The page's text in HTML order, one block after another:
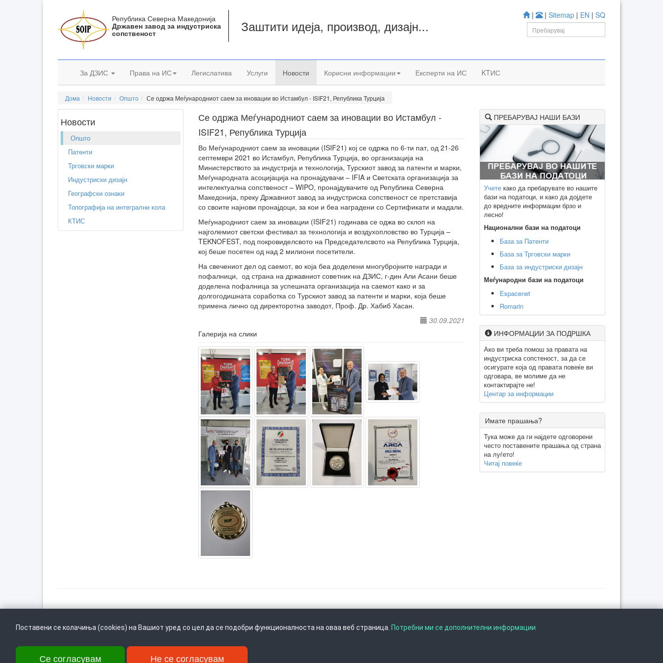
| | Sitemap | EN | SQ
Република Северна Македонија
Државен завод за индустриска
сопственост Заштити идеја, производ, дизајн...
За ДЗИС Права на ИС Легислатива Услуги Новости Корисни информации Експерти на ИС KTИС
Дома Новости Општо Се одржа Меѓународниот саем за иновации во Истамбул - ISIF21, Република Турција
Новости
Општо
Патенти
Трговски марки
Индустриски дизајн
Географски ознаки
Топографија на интегрални кола
КТИС
Се одржа Меѓународниот саем за иновации во Истамбул -
ISIF21, Република Турција
Во Меѓународниот саем за иновации (ISIF21) кој се одржа по 6-ти пат, од 21-26
септември 2021 во Истамбул, Република Турција, во организација на
Министерството за индустрија и технологија, Турскиот завод за патенти и марки,
Меѓународната асоцијација на пронајдувачи – IFIA и Светската организација за
интелектуална сопственост – WIPO, пронајдувачите од Република Северна
Македонија, преку Државниот завод за индустриска сопственост се претставија
со своите најнови пронајдоци, за кои и беа наградени со Сертификати и мадали.
Меѓународниот саем за иновации (ISIF21) годинава се оджа во склоп на
најголемиот светски фестивал за технологија и воздухопловство во Турција –
TEKNOFEST, под покровиделсвото на Председателсвото на Република Турција,
кој беше посетен од над 2 милиони посетители.
На свечениот дел од саемот, во која беа доделени многубројните награди и
пофалници, од страна на државниот советник на ДЗИС, г-дин Али Асани беше
доделена пофалница за успешната организација на саемот како и за
долгогодишната соработка со Турскиот завод за патенти и марки, која беше
примена лично од директоротна заводот, Проф. Др. Хабиб Хасан.
30.09.2021
Галерија на слики
ПРЕБАРУВАЈ НАШИ БАЗИ
Учете како да пребарувате во нашите
бази на податоци, и како да дојдете
до вредните информации брзо и
лесно!
Национални бази на податоци
База за Патенти
База за Трговски марки
База за индустриски дизајн
Меѓународни бази на податоци
Espacenet
Romarin
ИНФОРМАЦИИ ЗА ПОДРШКА
Ако ви треба помош за правата на
индустриска сопстеност, за да се
осигурате која од правата повеќе ви
одговара, ве молиме да не
контактирајте не!
Центар за информации
Имате прашања?
Тука може да ги најдете одговорени
често поставените прашања од страна
на луѓето!
Читај повеќе
Врати се горе
Поставени се колачиња (cookies) на Вашиот уред со цел да се подобри функционалноста на оваа веб страница. Потребни ми се дополнителни информации
Се согласувам Не се согласувам